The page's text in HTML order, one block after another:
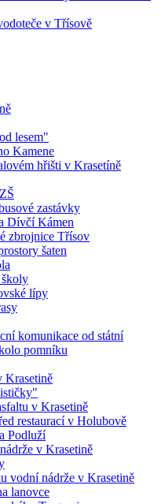
v Třísově
lesem"
Kamene
hřišti v Krasetíně
zastávky
Dívčí Kámen
zbrojnice Třísov
šaten
lípy
komunikace od státní
pomníku
Krasetině
v Krasetině
restaurací v Holubově
Podluží
v Krasetině
vodní nádrže v Krasetině
lanovce